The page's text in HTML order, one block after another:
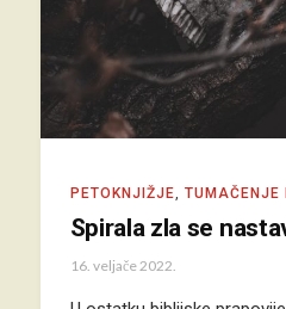
PETOKNJIŽJE TUMAČENJE
Spirala zla se
16. veljače 2022.